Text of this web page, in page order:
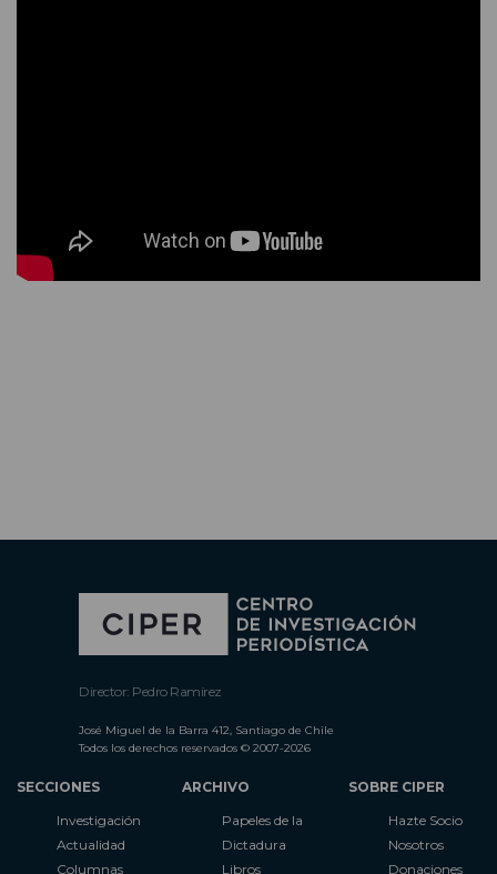
Director: Pedro Ramírez
José Miguel de la Barra 412, Santiago de Chile
Todos los derechos reservados © 2007-2026
SECCIONES
Investigación
Actualidad
Columnas
ARCHIVO
Papeles de la
Dictadura
Libros
SOBRE CIPER
Hazte Socio
Nosotros
Donaciones